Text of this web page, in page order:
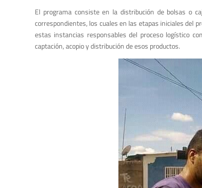
El programa consiste en la distribución de bolsas o
correspondientes, los cuales en las etapas iniciales del
estas instancias responsables del proceso logístico
captación, acopio y distribución de esos productos.